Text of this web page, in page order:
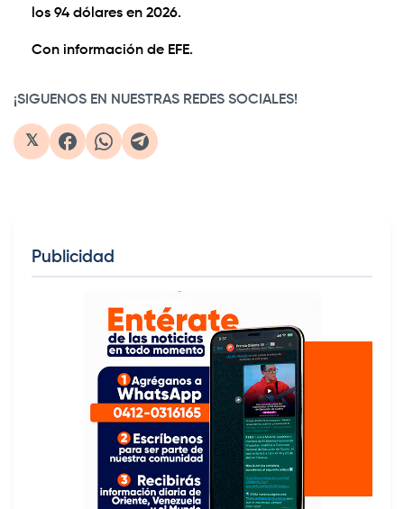
los 94 dólares en 2026.
Con información de EFE.
¡SIGUENOS EN NUESTRAS REDES SOCIALES!
𝕏
Publicidad